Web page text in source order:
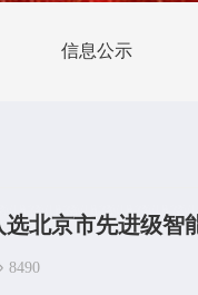
信息公示
北京市先进级智
8490